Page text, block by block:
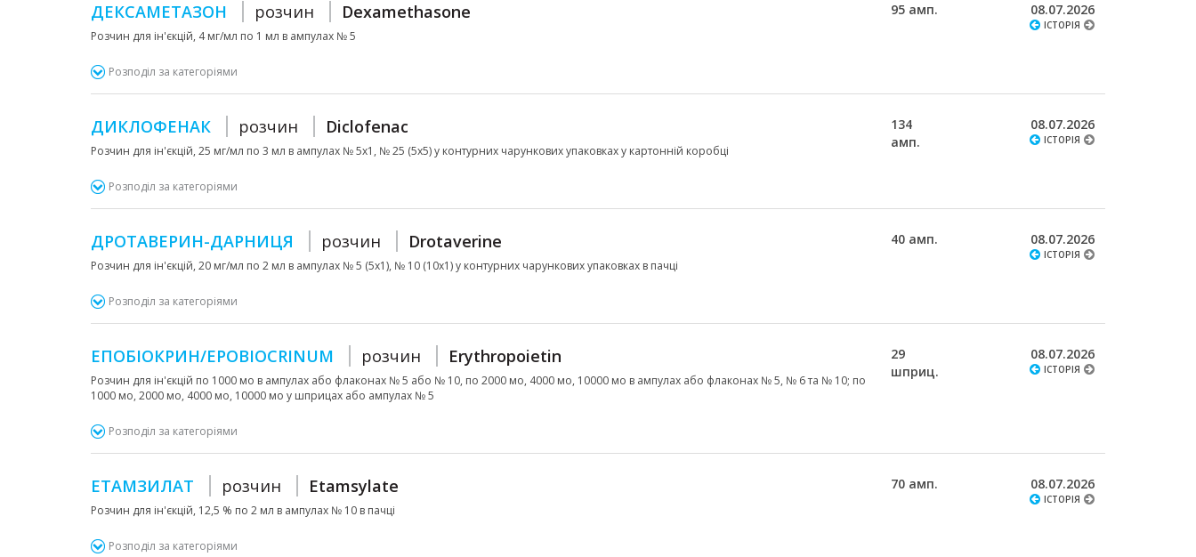
ДЕКСАМЕТАЗОН розчин Dexamethasone
Розчин для ін'єкцій, 4 мг/мл по 1 мл в ампулах № 5
95 амп. 08.07.2026
ІСТОРІЯ
Розподіл за категоріями
ДИКЛОФЕНАК розчин Diclofenac
Розчин для ін'єкцій, 25 мг/мл по 3 мл в ампулах № 5х1, № 25 (5х5) у контурних чарункових упаковках у картонній коробці
134
амп.
08.07.2026
ІСТОРІЯ
Розподіл за категоріями
ДРОТАВЕРИН-ДАРНИЦЯ розчин Drotaverine
Розчин для ін'єкцій, 20 мг/мл по 2 мл в ампулах № 5 (5х1), № 10 (10х1) у контурних чарункових упаковках в пачці
40 амп. 08.07.2026
ІСТОРІЯ
Розподіл за категоріями
ЕПОБІОКРИН/EPOBIOCRINUM розчин Erythropoietin
Розчин для ін'єкцій по 1000 мо в ампулах або флаконах № 5 або № 10, по 2000 мо, 4000 мо, 10000 мо в ампулах або флаконах № 5, № 6 та № 10; по
1000 мо, 2000 мо, 4000 мо, 10000 мо у шприцах або ампулах № 5
29
шприц.
08.07.2026
ІСТОРІЯ
Розподіл за категоріями
ЕТАМЗИЛАТ розчин Etamsylate
Розчин для ін'єкцій, 12,5 % по 2 мл в ампулах № 10 в пачці
70 амп. 08.07.2026
ІСТОРІЯ
Розподіл за категоріями